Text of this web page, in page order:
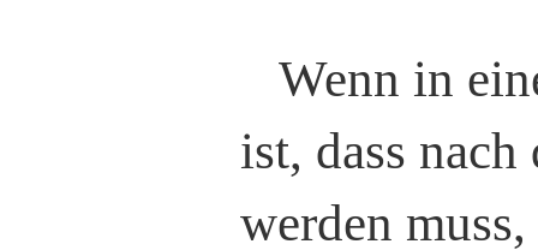
Wenn in
ist, dass
werden